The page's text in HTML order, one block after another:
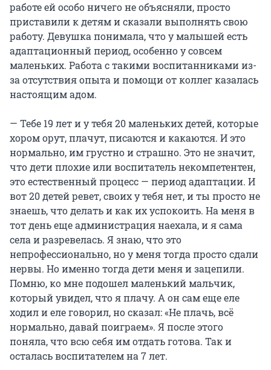
работе ей особо ничего не объясняли, просто
приставили к детям и сказали выполнять свою
работу. Девушка понимала, что у малышей есть
адаптационный период, особенно у совсем
маленьких. Работа с такими воспитанниками из-
за отсутствия опыта и помощи от коллег казалась
настоящим адом.
— Тебе 19 лет и у тебя 20 маленьких детей, которые
хором орут, плачут, писаются и какаются. И это
нормально, им грустно и страшно. Это не значит,
что дети плохие или воспитатель некомпетентен,
это естественный процесс — период адаптации. И
вот 20 детей ревет, своих у тебя нет, и ты просто не
знаешь, что делать и как их успокоить. На меня в
тот день еще администрация наехала, и я сама
села и разревелась. Я знаю, что это
непрофессионально, но у меня тогда просто сдали
нервы. Но именно тогда дети меня и зацепили.
Помню, ко мне подошел маленький мальчик,
который увидел, что я плачу. А он сам еще еле
ходил и еле говорил, но сказал: «Не плачь, всё
нормально, давай поиграем». Я после этого
поняла, что всю себя им отдать готова. Так и
осталась воспитателем на 7 лет.